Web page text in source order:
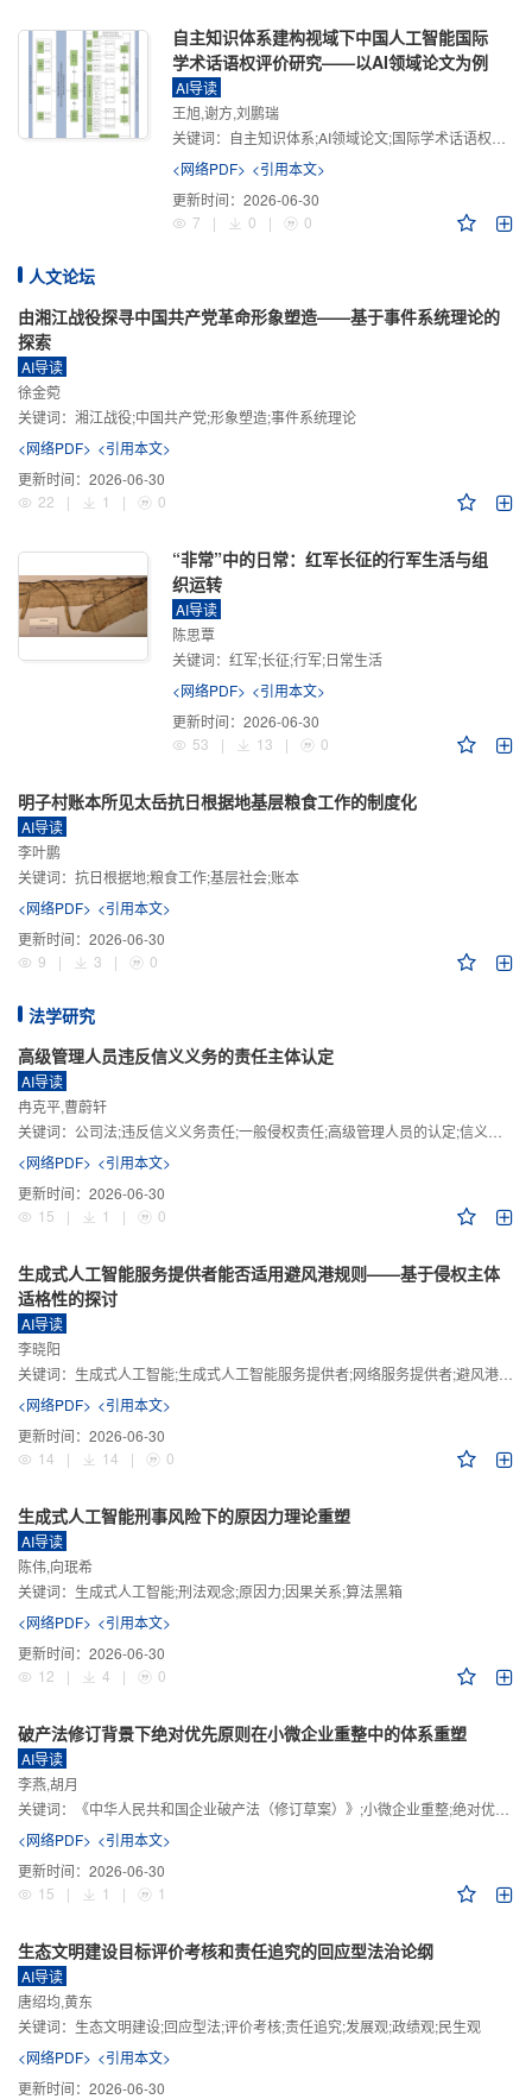
自主知识体系建构视域下中国人工智能国际
学术话语权评价研究——以AI领域论文为例
AI导读
王旭,谢方,刘鹏瑞
关键词： 自主知识体系;AI领域论文;国际学术话语权评价;学术影响力;学术感知力;学术传播力;学术引领力
<网络PDF> <引用本文>
更新时间： 2026-06-30
7
| 0 | 0
人文论坛
由湘江战役探寻中国共产党革命形象塑造——基于事件系统理论的
探索
AI导读
徐金菀
关键词： 湘江战役;中国共产党;形象塑造;事件系统理论
<网络PDF> <引用本文>
更新时间： 2026-06-30
22
| 1 | 0
“非常”中的日常：红军长征的行军生活与组
织运转
AI导读
陈思覃
关键词： 红军;长征;行军;日常生活
<网络PDF> <引用本文>
更新时间： 2026-06-30
53
| 13 | 0
明子村账本所见太岳抗日根据地基层粮食工作的制度化
AI导读
李叶鹏
关键词： 抗日根据地;粮食工作;基层社会;账本
<网络PDF> <引用本文>
更新时间： 2026-06-30
9
| 3 | 0
法学研究
高级管理人员违反信义义务的责任主体认定
AI导读
冉克平,曹蔚轩
关键词： 公司法;违反信义义务责任;一般侵权责任;高级管理人员的认定;信义义务
<网络PDF> <引用本文>
更新时间： 2026-06-30
15
| 1 | 0
生成式人工智能服务提供者能否适用避风港规则——基于侵权主体
适格性的探讨
AI导读
李晓阳
关键词： 生成式人工智能;生成式人工智能服务提供者;网络服务提供者;避风港规则;版权责任
<网络PDF> <引用本文>
更新时间： 2026-06-30
14
| 14 | 0
生成式人工智能刑事风险下的原因力理论重塑
AI导读
陈伟,向珉希
关键词： 生成式人工智能;刑法观念;原因力;因果关系;算法黑箱
<网络PDF> <引用本文>
更新时间： 2026-06-30
12
| 4 | 0
破产法修订背景下绝对优先原则在小微企业重整中的体系重塑
AI导读
李燕,胡月
关键词：
《中华人民共和国企业破产法（修订草案）》;小微企业重整;绝对优先原则;股东权益保留;预期可支配收入标准
<网络PDF> <引用本文>
更新时间： 2026-06-30
15
| 1 | 1
生态文明建设目标评价考核和责任追究的回应型法治论纲
AI导读
唐绍均,黄东
关键词： 生态文明建设;回应型法;评价考核;责任追究;发展观;政绩观;民生观
<网络PDF> <引用本文>
更新时间： 2026-06-30